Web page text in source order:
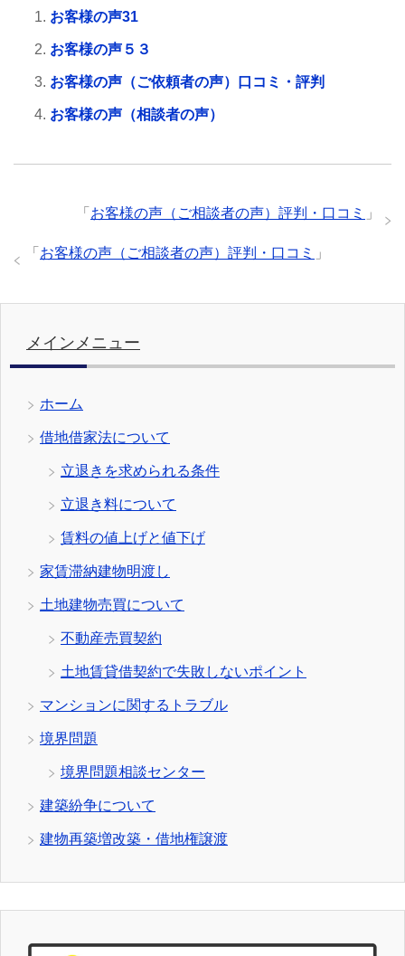
お客様の声31
お客様の声５３
お客様の声（ご依頼者の声）口コミ・評判
お客様の声（相談者の声）
「 お客様の声（ご相談者の声）評判・口コミ 」
「 お客様の声（ご相談者の声）評判・口コミ 」
メインメニュー
ホーム
借地借家法について
立退きを求められる条件
立退き料について
賃料の値上げと値下げ
家賃滞納建物明渡し
土地建物売買について
不動産売買契約
土地賃貸借契約で失敗しないポイント
マンションに関するトラブル
境界問題
境界問題相談センター
建築紛争について
建物再築増改築・借地権譲渡